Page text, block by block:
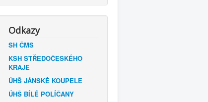
Odkazy
SH ČMS
KSH STŘEDOČESKÉHO
KRAJE
ÚHŠ JÁNSKĚ KOUPELE
ÚHŠ BÍLÉ POLÍČANY